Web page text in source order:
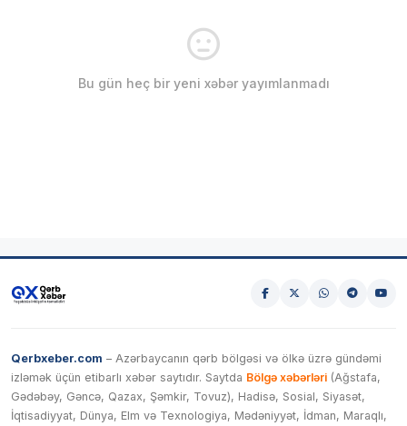
Bu gün heç bir yeni xəbər yayımlanmadı
Qerbxeber.com – Azərbaycanın qərb bölgəsi və ölkə üzrə gündəmi
izləmək üçün etibarlı xəbər saytıdır. Saytda Bölgə xəbərləri (Ağstafa,
Gədəbəy, Gəncə, Qazax, Şəmkir, Tovuz), Hadisə, Sosial, Siyasət,
İqtisadiyyat, Dünya, Elm və Texnologiya, Mədəniyyət, İdman, Maraqlı,